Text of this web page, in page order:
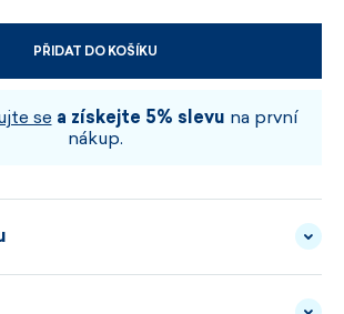
PŘIDAT DO KOŠÍKU
VYBERTE VELIKOST A BARVU
se a získejte 5% slevu na první
nákup.